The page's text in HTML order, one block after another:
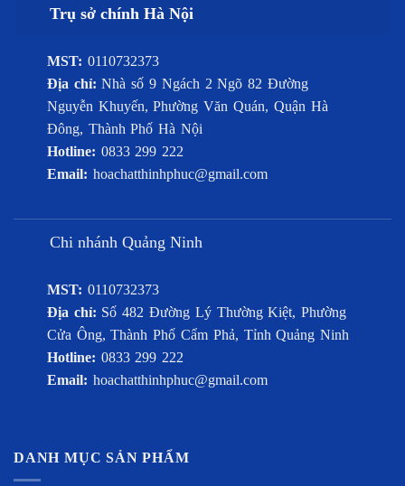
Trụ sở chính Hà Nội
MST: 0110732373
Địa chỉ:Nhà số 9 Ngách 2 Ngõ 82 Đường
Nguyễn Khuyến, Phường Văn Quán, Quận Hà
Đông, Thành Phố Hà Nội
Hotline: 0833 299 222
Email: hoachatthinhphuc@gmail.com
Chi nhánh Quảng Ninh
MST: 0110732373
Địa chỉ: Số 482 Đường Lý Thường Kiệt, Phường
Cửa Ông, Thành Phố Cẩm Phả, Tỉnh Quảng Ninh
Hotline: 0833 299 222
Email: hoachatthinhphuc@gmail.com
DANH MỤC SẢN PHẨM